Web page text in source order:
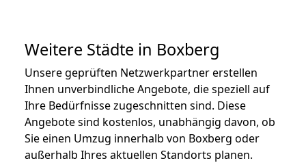
Weitere Städte in Boxberg
Unsere geprüften Netzwerkpartner erstellen
Ihnen unverbindliche Angebote, die speziell auf
Ihre Bedürfnisse zugeschnitten sind. Diese
Angebote sind kostenlos, unabhängig davon, ob
Sie einen Umzug innerhalb von Boxberg oder
außerhalb Ihres aktuellen Standorts planen.